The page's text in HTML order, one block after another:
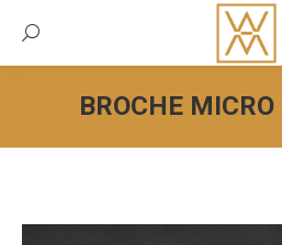
Recherche:
BROCHE